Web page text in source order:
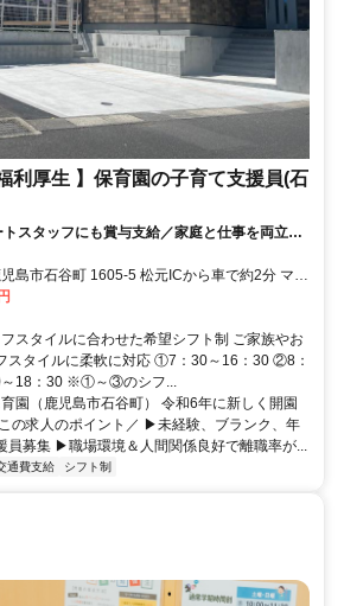
利厚生 】保育園の子育て支援員(石
スタッフにも賞与支給／家庭と仕事を両立／
さ◎／人間関係◎／働きやすい小規模保育
です。駐車場は無料で使用できます。
スタイルに合わせた希望シフト制 ご家族やお
スタイルに柔軟に対応 ①7：30～16：30 ②8：
18：30 ※①～③のシフ...
園（鹿児島市石谷町） 令和6年に新しく開園
の求人のポイント／ ▶︎未経験、ブランク、年
員募集 ▶︎職場環境＆人間関係良好で離職率が...
通費支給 シフト制